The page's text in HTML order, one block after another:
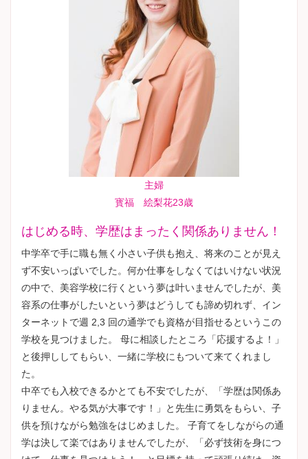
主婦
寳福 絵梨花23歳
はじめる時、学歴はまったく関係ありません！
中学卒で手に職も無く小さい子供も抱え、将来のことが見え
ず不安いっぱいでした。何か仕事をしなくてはいけない状況
の中で、美容学校に行くという夢は叶いませんでしたが、美
容系の仕事がしたいという夢はどうしても諦め切れず、イン
ターネットで週 2,3 回の通学でも資格が目指せるというこの
学校を見つけました。 母に相談したところ「応援するよ！」
と後押ししてもらい、一緒に学校にもついて来てくれまし
た。
中卒でも入校できるかとても不安でしたが、「学歴は関係あ
りません。やる気が大事です！」と先生に勇気をもらい、子
供を預けながら勉強をはじめました。 子育てをしながらの通
学は決して楽ではありませんでしたが、「必ず技術を身につ